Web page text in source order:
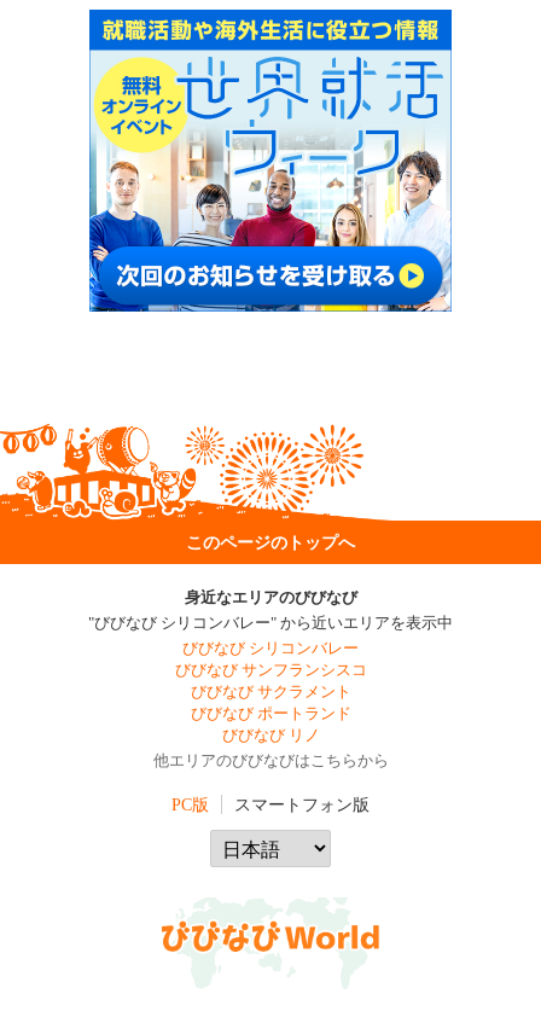
このページのトップへ
身近なエリアのびびなび
"びびなび シリコンバレー" から近いエリアを表示中
びびなび シリコンバレー
びびなび サンフランシスコ
びびなび サクラメント
びびなび ポートランド
びびなび リノ
他エリアのびびなびはこちらから
PC版 スマートフォン版